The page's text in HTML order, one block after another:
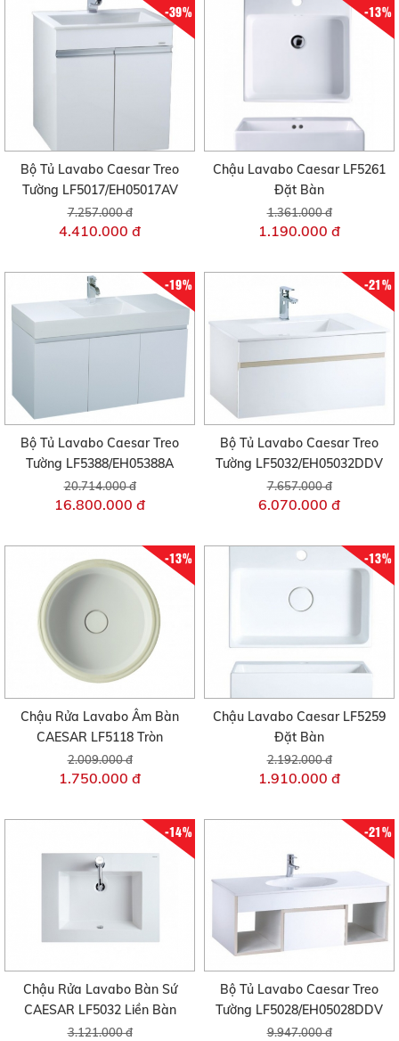
-39%
Bộ Tủ Lavabo Caesar Treo
Tường LF5017/EH05017AV
7.257.000 đ
4.410.000 đ
-13%
Chậu Lavabo Caesar LF5261
Đặt Bàn
1.361.000 đ
1.190.000 đ
-19%
Bộ Tủ Lavabo Caesar Treo
Tường LF5388/EH05388A
20.714.000 đ
16.800.000 đ
-21%
Bộ Tủ Lavabo Caesar Treo
Tường LF5032/EH05032DDV
7.657.000 đ
6.070.000 đ
-13%
Chậu Rửa Lavabo Âm Bàn
CAESAR LF5118 Tròn
2.009.000 đ
1.750.000 đ
-13%
Chậu Lavabo Caesar LF5259
Đặt Bàn
2.192.000 đ
1.910.000 đ
-14%
Chậu Rửa Lavabo Bàn Sứ
CAESAR LF5032 Liền Bàn
3.121.000 đ
-21%
Bộ Tủ Lavabo Caesar Treo
Tường LF5028/EH05028DDV
9.947.000 đ